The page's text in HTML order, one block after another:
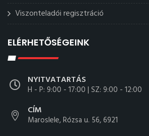
Viszonteladói regisztráció
ELÉRHETŐSÉGEINK
NYITVATARTÁS
H - P: 9:00 - 17:00 | SZ: 9:00 - 12:00
CÍM
Maroslele, Rózsa u. 56, 6921